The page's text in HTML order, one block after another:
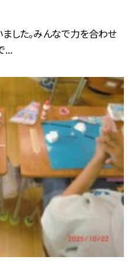
した。みんなで力を合わせ
...